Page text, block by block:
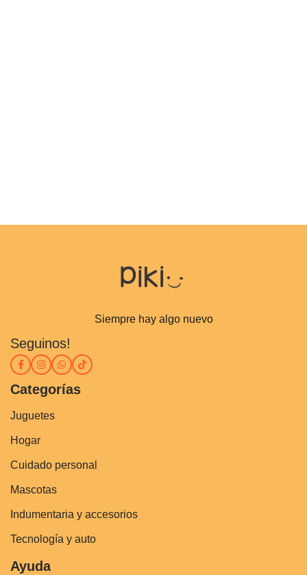
Siempre hay algo nuevo
Seguinos!
Categorías
Juguetes
Hogar
Cuidado personal
Mascotas
Indumentaria y accesorios
Tecnología y auto
Ayuda